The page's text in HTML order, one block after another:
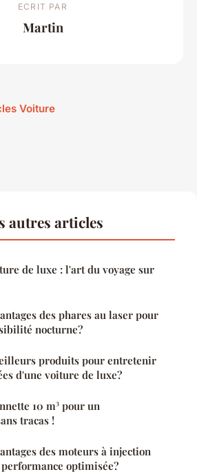
ECRIT PAR
Martin
Voiture
autres articles
de luxe : l'art du voyage sur
des phares au laser pour
nocturne?
produits pour entretenir
d'une voiture de luxe?
10 m³ pour un
tracas !
des moteurs à injection
optimisée?